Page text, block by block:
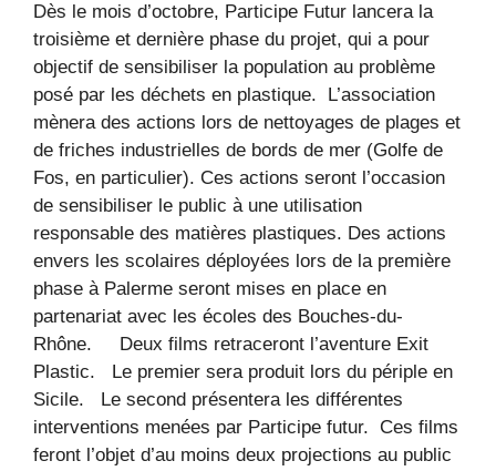
Dès le mois d’octobre, Participe Futur lancera la
troisième et dernière phase du projet, qui a pour
objectif de sensibiliser la population au problème
posé par les déchets en plastique. L’association
mènera des actions lors de nettoyages de plages et
de friches industrielles de bords de mer (Golfe de
Fos, en particulier). Ces actions seront l’occasion
de sensibiliser le public à une utilisation
responsable des matières plastiques. Des actions
envers les scolaires déployées lors de la première
phase à Palerme seront mises en place en
partenariat avec les écoles des Bouches-du-
Rhône. Deux films retraceront l’aventure Exit
Plastic. Le premier sera produit lors du périple en
Sicile. Le second présentera les différentes
interventions menées par Participe futur. Ces films
feront l’objet d’au moins deux projections au public